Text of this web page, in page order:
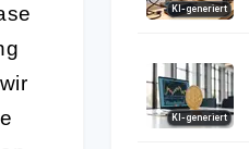
KI-generiert
KI-generiert